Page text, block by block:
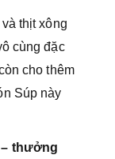
thịt xông
cùng đặc
cho thêm
Súp này
thưởng